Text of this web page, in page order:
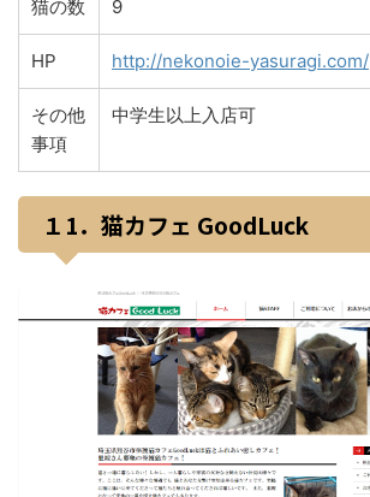
猫の数 9
HP http://nekonoie-yasuragi.com/
その他
事項
中学生以上入店可
１1．猫カフェ GoodLuck